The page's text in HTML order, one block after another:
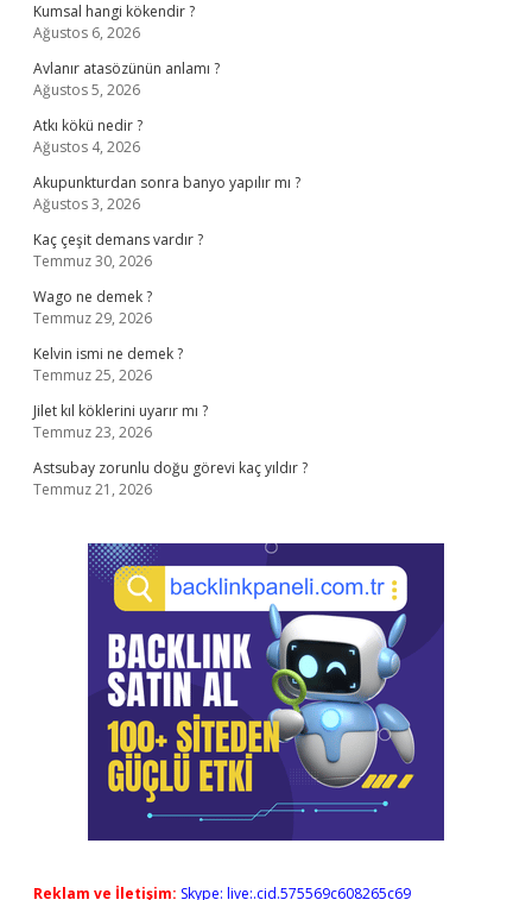
Kumsal hangi kökendir ?
Ağustos 6, 2026
Avlanır atasözünün anlamı ?
Ağustos 5, 2026
Atkı kökü nedir ?
Ağustos 4, 2026
Akupunkturdan sonra banyo yapılır mı ?
Ağustos 3, 2026
Kaç çeşit demans vardır ?
Temmuz 30, 2026
Wago ne demek ?
Temmuz 29, 2026
Kelvin ismi ne demek ?
Temmuz 25, 2026
Jilet kıl köklerini uyarır mı ?
Temmuz 23, 2026
Astsubay zorunlu doğu görevi kaç yıldır ?
Temmuz 21, 2026
Reklam ve İletişim: Skype: live:.cid.575569c608265c69